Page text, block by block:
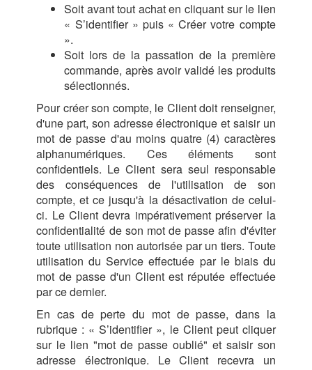
Soit avant tout achat en cliquant sur le lien
« S’identifier » puis « Créer votre compte
».
Soit lors de la passation de la première
commande, après avoir validé les produits
sélectionnés.
Pour créer son compte, le Client doit renseigner,
d'une part, son adresse électronique et saisir un
mot de passe d'au moins quatre (4) caractères
alphanumériques. Ces éléments sont
confidentiels. Le Client sera seul responsable
des conséquences de l'utilisation de son
compte, et ce jusqu'à la désactivation de celui-
ci. Le Client devra impérativement préserver la
confidentialité de son mot de passe afin d'éviter
toute utilisation non autorisée par un tiers. Toute
utilisation du Service effectuée par le biais du
mot de passe d'un Client est réputée effectuée
par ce dernier.
En cas de perte du mot de passe, dans la
rubrique : « S’identifier », le Client peut cliquer
sur le lien "mot de passe oublié" et saisir son
adresse électronique. Le Client recevra un